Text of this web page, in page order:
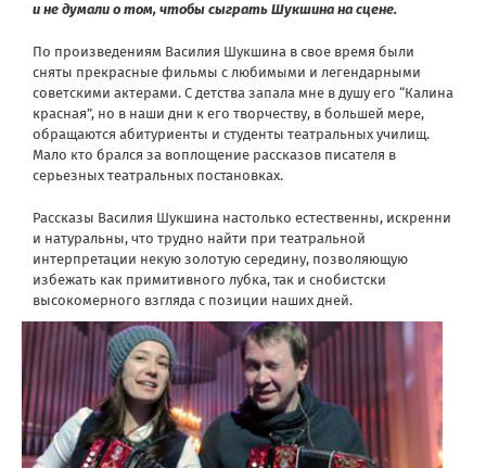
и не думали о том, чтобы сыграть Шукшина на сцене.
По произведениям Василия Шукшина в свое время были
сняты прекрасные фильмы с любимыми и легендарными
советскими актерами. С детства запала мне в душу его “Калина
красная”, но в наши дни к его творчеству, в большей мере,
обращаются абитуриенты и студенты театральных училищ.
Мало кто брался за воплощение рассказов писателя в
серьезных театральных постановках.
Рассказы Василия Шукшина настолько естественны, искренни
и натуральны, что трудно найти при театральной
интерпретации некую золотую середину, позволяющую
избежать как примитивного лубка, так и снобистски
высокомерного взгляда с позиции наших дней.